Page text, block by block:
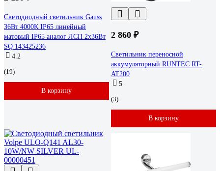
Светодиодный светильник Gauss
36Вт 4000К IP65 линейный
матовый IP65 аналог ЛСП 2х36Вт
SQ 143425236
4.2
(19)
В корзину
2 860 ₽
Светильник переносной
аккумуляторный RUNTEC RT-
AT200
5
(3)
В корзину